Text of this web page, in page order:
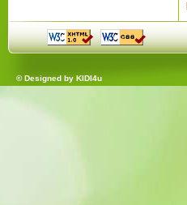
© Designed by KIDI4u